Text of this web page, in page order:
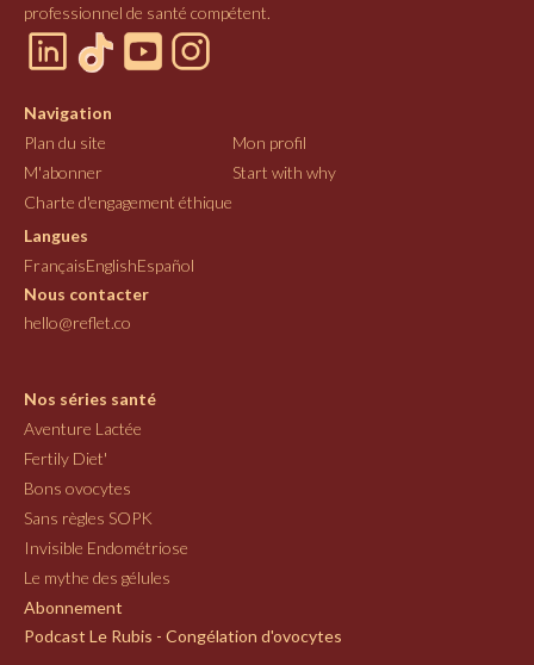
professionnel de santé compétent.
Navigation
Plan du site
Mon profil
M'abonner
Start with why
Charte d'engagement éthique
Langues
FrançaisEnglishEspañol
Nous contacter
hello@reflet.co
Nos séries santé
Aventure Lactée
Fertily Diet'
Bons ovocytes
Sans règles SOPK
Invisible Endométriose
Le mythe des gélules
Abonnement
Podcast Le Rubis - Congélation d'ovocytes